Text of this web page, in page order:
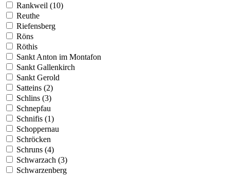
Rankweil (10)
Reuthe
Riefensberg
Röns
Röthis
Sankt Anton im Montafon
Sankt Gallenkirch
Sankt Gerold
Satteins (2)
Schlins (3)
Schnepfau
Schnifis (1)
Schoppernau
Schröcken
Schruns (4)
Schwarzach (3)
Schwarzenberg